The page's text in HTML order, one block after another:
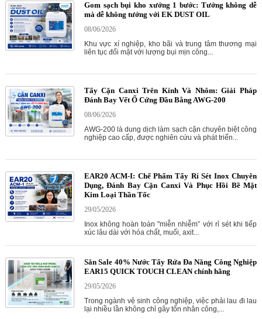
Gom sạch bụi kho xưởng 1 bước: Tưởng không dễ
mà dễ không tưởng với EK DUST OIL
08/06/2026
Khu vực xí nghiệp, kho bãi và trung tâm thương mại
liên tục đối mặt với lượng bụi mịn công...
Tẩy Cặn Canxi Trên Kính Và Nhôm: Giải Pháp
Đánh Bay Vết Ố Cứng Đầu Bằng AWG-200
08/06/2026
AWG-200 là dung dịch làm sạch cặn chuyên biệt công
nghiệp cao cấp, được nghiên cứu và phát triển...
EAR20 ACM-I: Chế Phẩm Tẩy Rỉ Sét Inox Chuyên
Dụng, Đánh Bay Cặn Canxi Và Phục Hồi Bề Mặt
Kim Loại Thần Tốc
29/05/2026
Inox không hoàn toàn "miễn nhiễm” với rỉ sét khi tiếp
xúc lâu dài với hóa chất, muối, axit...
Săn Sale 40% Nước Tẩy Rửa Đa Năng Công Nghiệp
EAR15 QUICK TOUCH CLEAN chính hãng
29/05/2026
Trong ngành vệ sinh công nghiệp, việc phải lau đi lau
lại nhiều lần không chỉ gây tốn nhân công,...